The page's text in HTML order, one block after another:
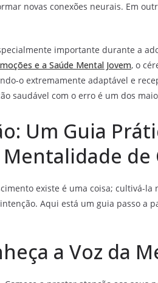
novas conexões neurais. Em
importante durante a
e a Saúde Mental Jovem, o
o extremamente adaptável e
saudável com o erro é um dos
Um Guia
existe é uma coisa; cultivá-
Aqui está um guia passo a
a Voz da